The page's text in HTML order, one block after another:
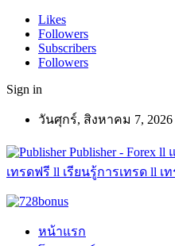
Likes
Followers
Subscribers
Followers
Sign in
วันศุกร์, สิงหาคม 7, 2026
Publisher - Forex
เทรดฟรี ll เรียนรู้การเทรด ll เ
หน้าแรก